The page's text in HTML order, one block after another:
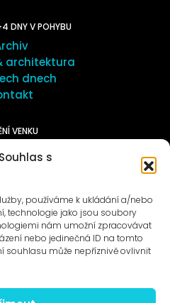
s
používáme k ukládání a/nebo
technologie jako jsou soubory
nám umožní zpracovávat
nebo jedinečná ID na tomto
souhlasu může nepříznivě ovlivnit
DNY V POHYBU
architektura
dnech
VENKU
ProLuka
v Motole
na e-mail